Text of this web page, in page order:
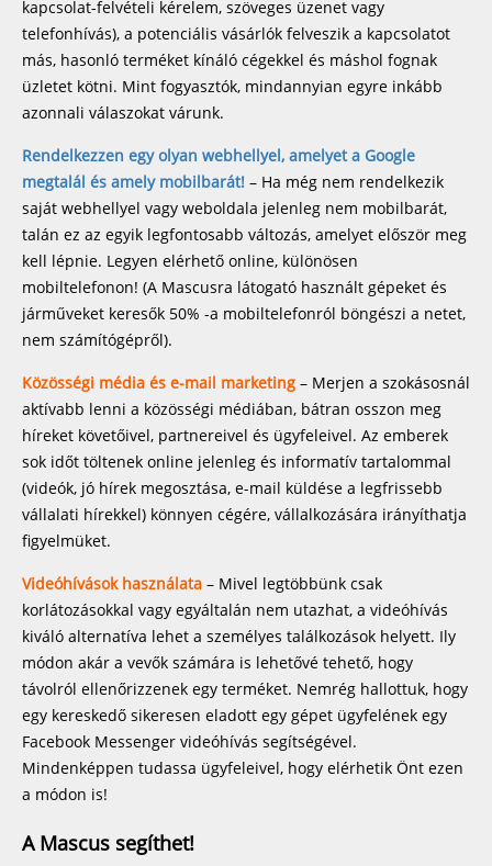
kapcsolat-felvételi kérelem, szöveges üzenet vagy
telefonhívás), a potenciális vásárlók felveszik a kapcsolatot
más, hasonló terméket kínáló cégekkel és máshol fognak
üzletet kötni. Mint fogyasztók, mindannyian egyre inkább
azonnali válaszokat várunk.
Rendelkezzen egy olyan webhellyel, amelyet a Google
megtalál és amely mobilbarát! – Ha még nem rendelkezik
saját webhellyel vagy weboldala jelenleg nem mobilbarát,
talán ez az egyik legfontosabb változás, amelyet először meg
kell lépnie. Legyen elérhető online, különösen
mobiltelefonon! (A Mascusra látogató használt gépeket és
járműveket keresők 50% -a mobiltelefonról böngészi a netet,
nem számítógépről).
Közösségi média és e-mail marketing – Merjen a szokásosnál
aktívabb lenni a közösségi médiában, bátran osszon meg
híreket követőivel, partnereivel és ügyfeleivel. Az emberek
sok időt töltenek online jelenleg és informatív tartalommal
(videók, jó hírek megosztása, e-mail küldése a legfrissebb
vállalati hírekkel) könnyen cégére, vállalkozására irányíthatja
figyelmüket.
Videóhívások használata – Mivel legtöbbünk csak
korlátozásokkal vagy egyáltalán nem utazhat, a videóhívás
kiváló alternatíva lehet a személyes találkozások helyett. Ily
módon akár a vevők számára is lehetővé tehető, hogy
távolról ellenőrizzenek egy terméket. Nemrég hallottuk, hogy
egy kereskedő sikeresen eladott egy gépet ügyfelének egy
Facebook Messenger videóhívás segítségével.
Mindenképpen tudassa ügyfeleivel, hogy elérhetik Önt ezen
a módon is!
A Mascus segíthet!